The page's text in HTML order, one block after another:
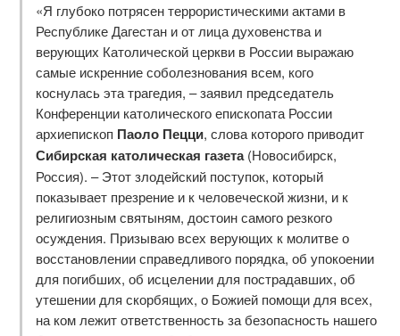
«Я глубоко потрясен террористическими актами в
Республике Дагестан и от лица духовенства и
верующих Католической церкви в России выражаю
самые искренние соболезнования всем, кого
коснулась эта трагедия, – заявил председатель
Конференции католического епископата России
архиепископ Паоло Пецци, слова которого приводит
Сибирская католическая газета(Новосибирск,
Россия). – Этот злодейский поступок, который
показывает презрение и к человеческой жизни, и к
религиозным святыням, достоин самого резкого
осуждения. Призываю всех верующих к молитве о
восстановлении справедливого порядка, об упокоении
для погибших, об исцелении для пострадавших, об
утешении для скорбящих, о Божией помощи для всех,
на ком лежит ответственность за безопасность нашего